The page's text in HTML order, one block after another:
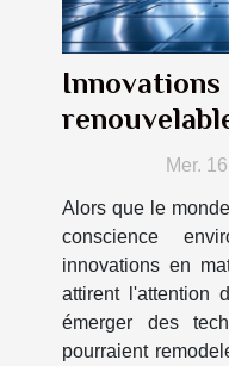
Innovations
Mer.
Alors que le
conscience
innovations en
attirent l'attention
émerger des
pourraient